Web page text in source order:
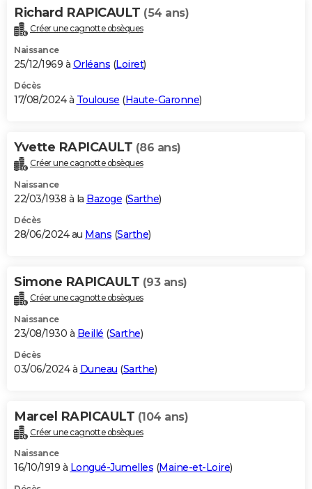
Richard RAPICAULT (54 ans)
Créer une cagnotte obsèques
Naissance
25/12/1969 à Orléans (Loiret)
Décès
17/08/2024 à Toulouse (Haute-Garonne)
Yvette RAPICAULT (86 ans)
Créer une cagnotte obsèques
Naissance
22/03/1938 à la Bazoge (Sarthe)
Décès
28/06/2024 au Mans (Sarthe)
Simone RAPICAULT (93 ans)
Créer une cagnotte obsèques
Naissance
23/08/1930 à Beillé (Sarthe)
Décès
03/06/2024 à Duneau (Sarthe)
Marcel RAPICAULT (104 ans)
Créer une cagnotte obsèques
Naissance
16/10/1919 à Longué-Jumelles (Maine-et-Loire)